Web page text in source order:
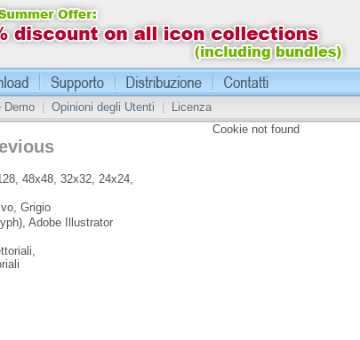
Demo Opinioni degli Utenti Licenza
48x48, 32x32, 24x24,
Grigio
Adobe Illustrator
Cookie not found